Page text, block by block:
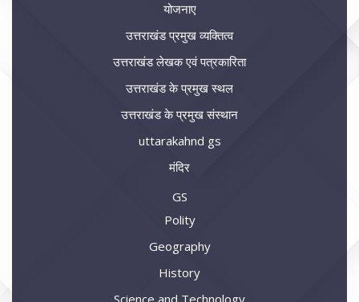
योजनाए
उत्तराखंड प्रमुख व्यक्तित्व
उत्तराखंड लेखक एवं पत्रकारिता
उत्तराखंड के प्रमुख स्थल
उत्तराखंड के प्रमुख संस्थान
uttarakahnd gs
मंदिर
GS
Polity
Geography
History